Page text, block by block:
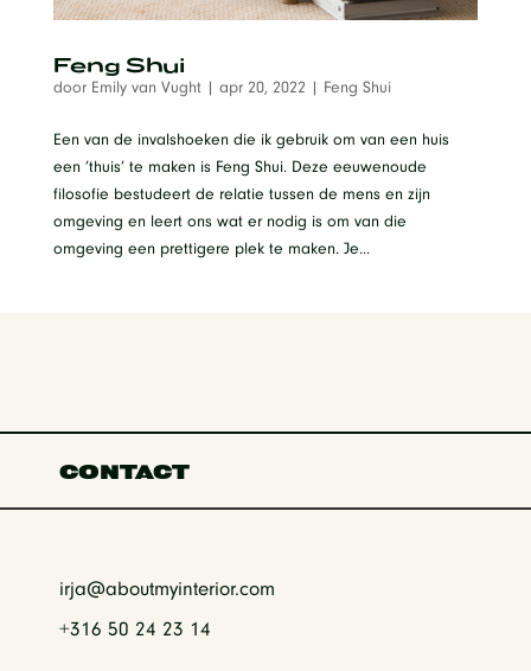
Feng Shui
door Emily van Vught| apr 20, 2022 | Feng Shui
Een van de invalshoeken die ik gebruik om van een huis
een ’thuis’ te maken is Feng Shui. Deze eeuwenoude
filosofie bestudeert de relatie tussen de mens en zijn
omgeving en leert ons wat er nodig is om van die
omgeving een prettigere plek te maken. Je...
CONTACT
irja@aboutmyinterior.com
+316 50 24 23 14